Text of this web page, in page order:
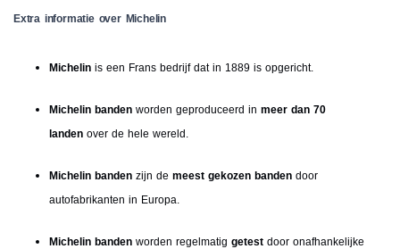
Extra informatie over Michelin
Michelin is een Frans bedrijf dat in 1889 is opgericht.
Michelin banden worden geproduceerd in meer dan 70
landen over de hele wereld.
Michelin banden zijn de meest gekozen banden door
autofabrikanten in Europa.
Michelin banden worden regelmatig getest door onafhankelijke